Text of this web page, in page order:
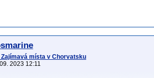
Zajímavá místa v Chorvatsku
2023 12:11